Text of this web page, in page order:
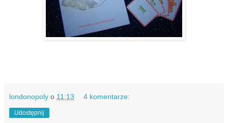
londonopoly o 11:13 4 komentarze:
Udostępnij